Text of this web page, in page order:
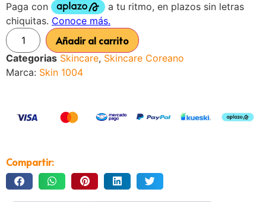
Añadir al carrito
Categorias Skincare, Skincare Coreano
Marca: Skin 1004
Compartir: